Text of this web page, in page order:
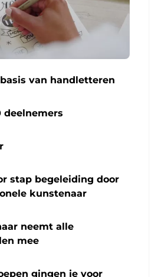
van handletteren
deelnemers
stap begeleiding door
kunstenaar
neemt alle
mee
gingen je voor